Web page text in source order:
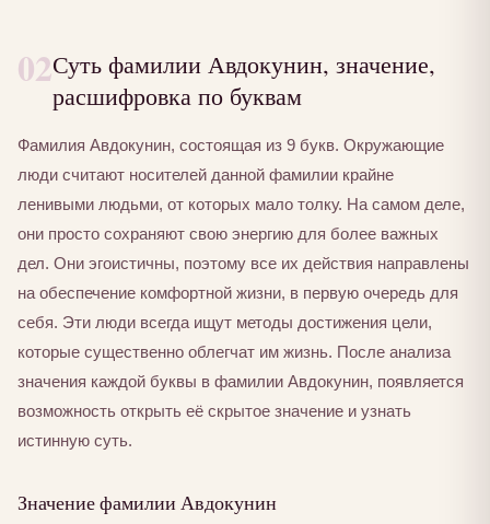
02Суть фамилии Авдокунин, значение,
расшифровка по буквам
Фамилия Авдокунин, состоящая из 9 букв. Окружающие
люди считают носителей данной фамилии крайне
ленивыми людьми, от которых мало толку. На самом деле,
они просто сохраняют свою энергию для более важных
дел. Они эгоистичны, поэтому все их действия направлены
на обеспечение комфортной жизни, в первую очередь для
себя. Эти люди всегда ищут методы достижения цели,
которые существенно облегчат им жизнь. После анализа
значения каждой буквы в фамилии Авдокунин, появляется
возможность открыть её скрытое значение и узнать
истинную суть.
Значение фамилии Авдокунин